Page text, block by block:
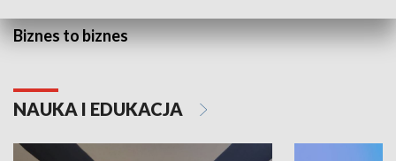
Biznes to biznes
NAUKA I EDUKACJA